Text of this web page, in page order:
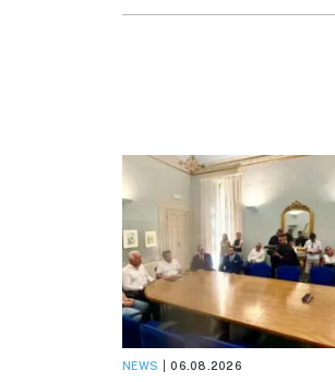
NEWS 06.08.2026